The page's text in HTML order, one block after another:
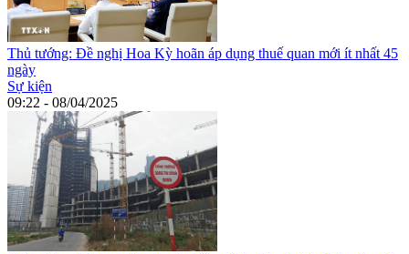
Thủ tướng: Đề nghị Hoa Kỳ hoãn áp dụng thuế quan mới ít nhất 45
ngày
Sự kiện
09:22 - 08/04/2025